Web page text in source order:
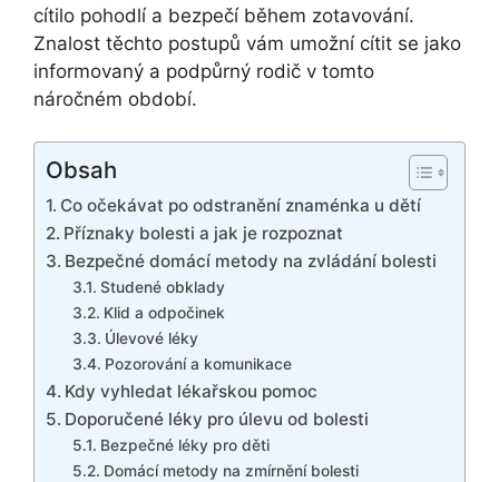
cítilo pohodlí a bezpečí během zotavování.
Znalost těchto postupů vám umožní cítit se jako
informovaný a podpůrný rodič v tomto
náročném období.
Obsah
Co očekávat po odstranění znaménka u dětí
Příznaky bolesti a jak je rozpoznat
Bezpečné domácí metody na zvládání bolesti
Studené obklady
Klid a odpočinek
Úlevové léky
Pozorování a komunikace
Kdy vyhledat lékařskou pomoc
Doporučené léky pro úlevu od bolesti
Bezpečné léky pro děti
Domácí metody na zmírnění bolesti